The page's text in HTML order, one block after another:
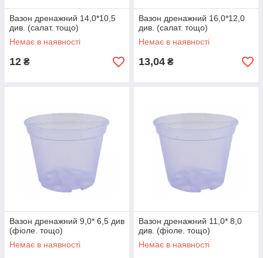
Вазон дренажний 14,0*10,5
див. (салат. тощо)
Немає в наявності
12 ₴
Вазон дренажний 16,0*12,0
див. (салат. тощо)
Немає в наявності
13,04 ₴
Вазон дренажний 9,0* 6,5 див
(фіоле. тощо)
Немає в наявності
Вазон дренажний 11,0* 8,0
див. (фіоле. тощо)
Немає в наявності